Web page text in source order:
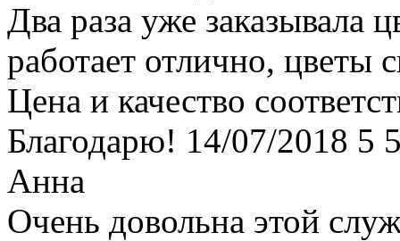
Два раза уже заказывала
работает отлично, цветы
Цена и качество
Благодарю! 14/07/2018 5
Анна
Очень довольна этой